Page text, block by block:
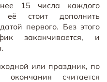
15 числа каждого
её стоит дополнить
первого. Без этого
заканчивается, и
или праздник, по
считается